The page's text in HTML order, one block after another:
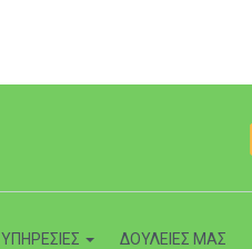
ΥΠΗΡΕΣΙΕΣ ΔΟΥΛΕΙΕΣ ΜΑΣ